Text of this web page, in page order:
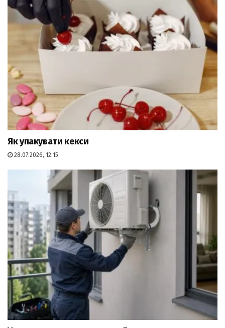
Як упакувати кекси
28.07.2026, 12:15